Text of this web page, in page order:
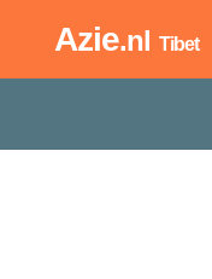
Azie.nl Tibet